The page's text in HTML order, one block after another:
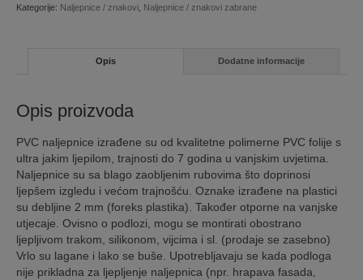
Kategorije: Naljepnice / znakovi Naljepnice / znakovi zabrane
Opis Dodatne informacije
Opis proizvoda
PVC naljepnice izrađene su od kvalitetne polimerne PVC folije s
ultra jakim ljepilom, trajnosti do 7 godina u vanjskim uvjetima.
Naljepnice su sa blago zaobljenim rubovima što doprinosi
ljepšem izgledu i većom trajnošću. Oznake izrađene na plastici
su debljine 2 mm (foreks plastika). Također otporne na vanjske
utjecaje. Ovisno o podlozi, mogu se montirati obostrano
ljepljivom trakom, silikonom, vijcima i sl. (prodaje se zasebno)
Vrlo su lagane i lako se buše. Upotrebljavaju se kada podloga
nije prikladna za ljepljenje naljepnica (npr. hrapava fasada,